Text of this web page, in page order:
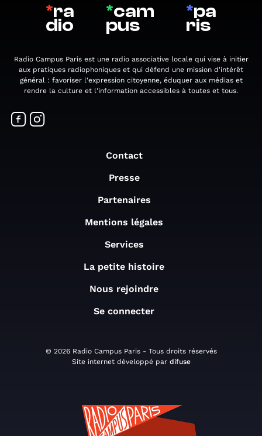
*ra
dio
*cam
pus
*pa
ris
Radio Campus Paris est une radio associative locale qui vise à initier
aux pratiques radiophoniques et qui défend une mission d'intérêt
général : favoriser l'expression citoyenne, éduquer aux médias et
rendre la culture et l'information accessibles à toutes et tous.
Contact
Presse
Partenaires
Mentions légales
Services
La petite histoire
Nous rejoindre
Se connecter
© 2026 Radio Campus Paris - Tous droits réservés
Site internet développé par difuse